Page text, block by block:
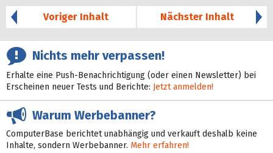
Voriger Inhalt
Nächster Inhalt
Nichts mehr verpassen!
Erhalte eine Push-Benachrichtigung (oder einen Newsletter) bei
Erscheinen neuer Tests und Berichte: Jetzt anmelden!
Warum Werbebanner?
ComputerBase berichtet unabhängig und verkauft deshalb keine
Inhalte, sondern Werbebanner. Mehr erfahren!